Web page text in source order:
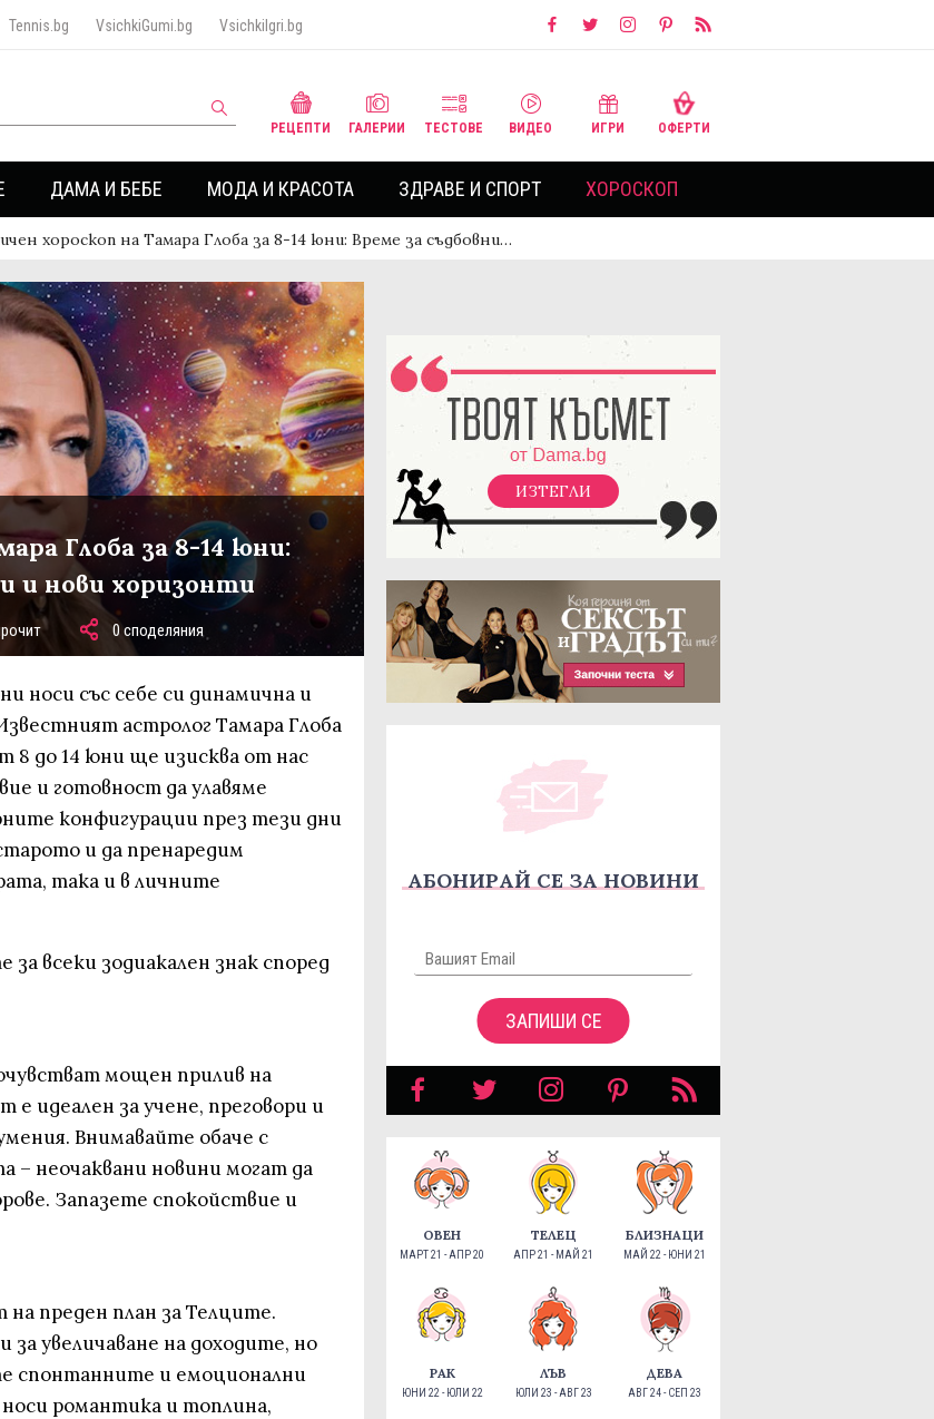
Tennis.bg VsichkiGumi.bg VsichkiIgri.bg
РЕЦЕПТИ ГАЛЕРИИ ТЕСТОВЕ ВИДЕО ИГРИ ОФЕРТИ
ДАМА И БЕБЕ МОДА И КРАСОТА ЗДРАВЕ И СПОРТ ХОРОСКОП
хороскоп на Тамара Глоба за 8-14 юни: Време за съдбовни…
Глоба за 8-14 юни:
и нови хоризонти
0 споделяния
носи със себе си динамична и
астролог Тамара Глоба
8 до 14 юни ще изисква от нас
и готовност да улавяме
конфигурации през тези дни
и да пренаредим
така и в личните
всеки зодиакален знак според
мощен прилив на
идеален за учене, преговори и
Внимавайте обаче с
– неочаквани новини могат да
Запазете спокойствие и
преден план за Телците.
увеличаване на доходите, но
спонтанните и емоционални
романтика и топлина,
ИЗТЕГЛИ
АБОНИРАЙ СЕ ЗА НОВИНИ
ЗАПИШИ СЕ
ОВЕН
МАРТ 21 - АПР 20
ТЕЛЕЦ
АПР 21 - МАЙ 21
БЛИЗНАЦИ
МАЙ 22 - ЮНИ 21
РАК
ЮНИ 22 - ЮЛИ 22
ЛЪВ
ЮЛИ 23 - АВГ 23
ДЕВА
АВГ 24 - СЕП 23